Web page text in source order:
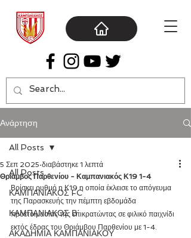
Ανάρτηση
All Posts
ΚΑΜΠΑΝΙΑΚΟΣ FC
ΚΑΜΠΑΝΙΑΚΟΣ Β΄
ΑΚΑΔΗΜΙΑ ΚΑΜΠΑΝΙΑΚΟΥ
All Posts
Θρίαμβος Παρθενίου - Καμπανιακός Κ19 1-4
5 Σεπ 2025 διαβάστηκε 1 λεπτά
Βρίσκει ρυθμό η Κ19 η οποία έκλεισε το απόγευμα
της Παρασκευής την πέμπτη εβδομάδα
προετοιμασίας της επικρατώντας σε φιλικό παιχνίδι
εκτός έδρας του Θριάμβου Παρθενίου με 1-4.